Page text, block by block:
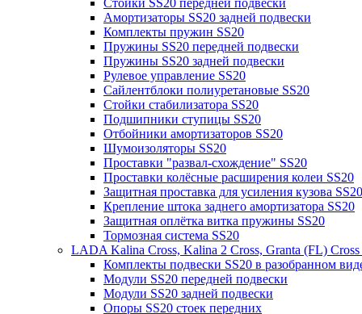
Стойки SS20 передней подвески
Амортизаторы SS20 задней подвески
Комплекты пружин SS20
Пружины SS20 передней подвески
Пружины SS20 задней подвески
Рулевое управление SS20
Сайлентблоки полиуретановые SS20
Стойки стабилизатора SS20
Подшипники ступицы SS20
Отбойники амортизаторов SS20
Шумоизоляторы SS20
Проставки "развал-схождение" SS20
Проставки колёсные расширения колеи SS20
Защитная проставка для усиления кузова SS20
Крепление штока заднего амортизатора SS20
Защитная оплётка витка пружины SS20
Тормозная система SS20
LADA Kalina Cross, Kalina 2 Cross, Granta (FL) Cross
Комплекты подвески SS20 в разобранном
Модули SS20 передней подвески
Модули SS20 задней подвески
Опоры SS20 стоек передних